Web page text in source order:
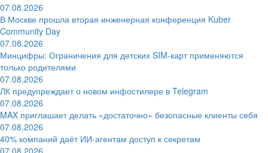
07.08.2026
В Москве прошла вторая инженерная конференция Kuber
Community Day
07.08.2026
Минцифры: Ограничения для детских SIM-карт применяются
только родителями
07.08.2026
ЛК предупреждает о новом инфостилере в Telegram
07.08.2026
MAX приглашает делать «достаточно» безопасные клиенты себя
07.08.2026
40% компаний даёт ИИ‑агентам доступ к секретам
07.08.2026